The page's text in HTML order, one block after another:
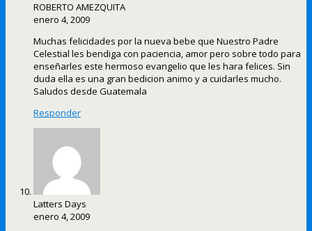
ROBERTO AMEZQUITA
enero 4, 2009
Muchas felicidades por la nueva bebe que Nuestro Padre
Celestial les bendiga con paciencia, amor pero sobre todo para
enseñarles este hermoso evangelio que les hara felices. Sin
duda ella es una gran bedicion animo y a cuidarles mucho.
Saludos desde Guatemala
Responder
Latters Days
enero 4, 2009